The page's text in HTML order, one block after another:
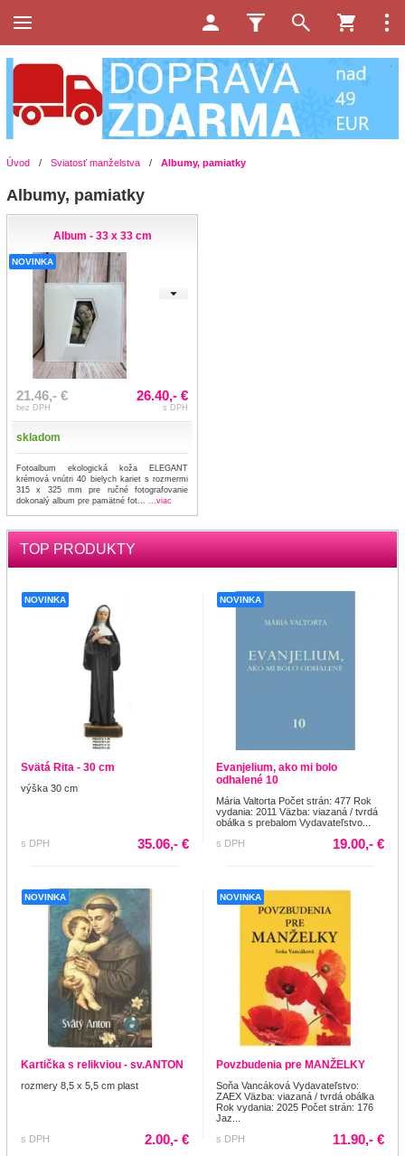
Úvod / Sviatosť manželstva / Albumy, pamiatky
Albumy, pamiatky
Album - 33 x 33 cm
NOVINKA
21.46,- €
bez DPH
26.40,- €
s DPH
skladom
Fotoalbum ekologická koža ELEGANT
krémová vnútri 40 bielych kariet s rozmermi
315 x 325 mm pre ručné fotografovanie
dokonalý album pre pamätné fot...
...viac
TOP PRODUKTY
NOVINKA
Svätá Rita - 30 cm
výška 30 cm
s DPH 35.06,- €
NOVINKA
Evanjelium, ako mi bolo
odhalené 10
Mária Valtorta Počet strán: 477 Rok
vydania: 2011 Väzba: viazaná / tvrdá
obálka s prebalom Vydavateľstvo...
s DPH
19.00,- €
NOVINKA
Kartička s relikviou - sv.ANTON
rozmery 8,5 x 5,5 cm plast
s DPH 2.00,- €
NOVINKA
Povzbudenia pre MANŽELKY
Soňa Vancáková Vydavateľstvo:
ZAEX Väzba: viazaná / tvrdá obálka
Rok vydania: 2025 Počet strán: 176
Jaz...
s DPH
11.90,- €